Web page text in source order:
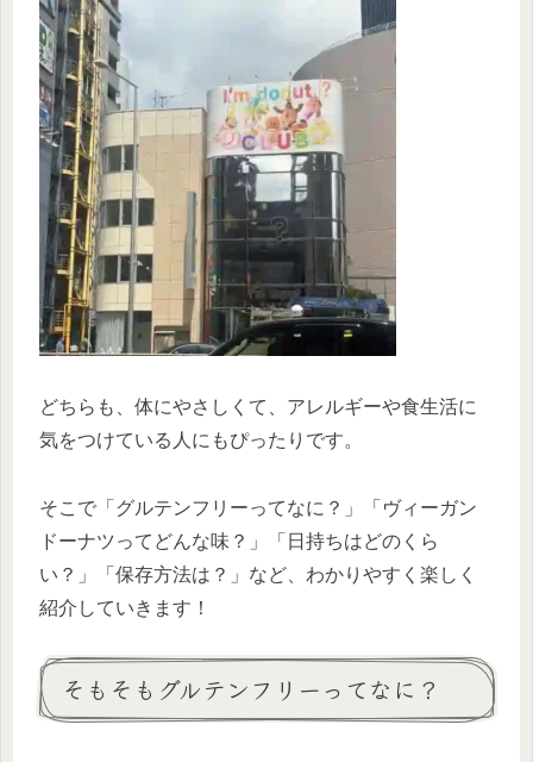
どちらも、体にやさしくて、アレルギーや食生活に
気をつけている人にもぴったりです。
そこで「グルテンフリーってなに？」「ヴィーガン
ドーナツってどんな味？」「日持ちはどのくら
い？」「保存方法は？」など、わかりやすく楽しく
紹介していきます！
そもそもグルテンフリーってなに？